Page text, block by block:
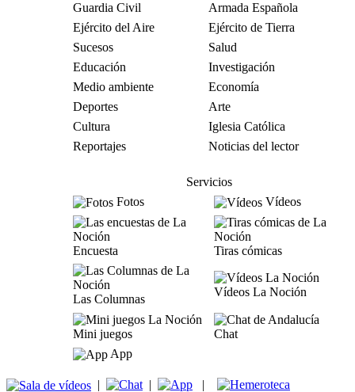
Guardia Civil
Armada Española
Ejército del Aire
Ejército de Tierra
Sucesos
Salud
Educación
Investigación
Medio ambiente
Economía
Deportes
Arte
Cultura
Iglesia Católica
Reportajes
Noticias del lector
Servicios
Fotos
Vídeos
Encuesta Tiras cómicas
Las Columnas
Vídeos La Noción
Mini juegos
Chat
App
| | |